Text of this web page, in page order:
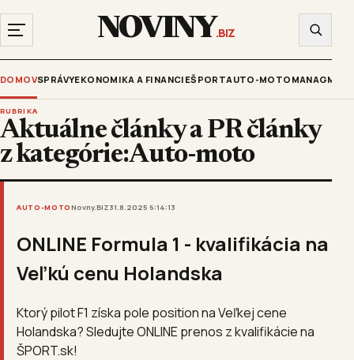
NOVINY.BIZ
DOMOVSPRÁVYEKONOMIKA A FINANCIEŠPORTAUTO-MOTO
RUBRIKA
Aktuálne články a PR články
z kategórie:Auto-moto
AUTO-MOTONovny.BIZ31.8.2025 6:14:13
ONLINE Formula 1 - kvalifikácia na
Veľkú cenu Holandska
Ktorý pilot F1 získa pole position na Veľkej cene
Holandska? Sledujte ONLINE prenos z kvalifikácie na
ŠPORT.sk!